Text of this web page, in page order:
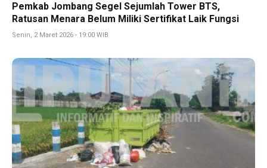
Pemkab Jombang Segel Sejumlah Tower BTS,
Ratusan Menara Belum Miliki Sertifikat Laik Fungsi
Senin, 2 Maret 2026 - 19:00 WIB